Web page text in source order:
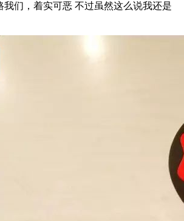
我们，着实可恶 不过虽然这么说我还是